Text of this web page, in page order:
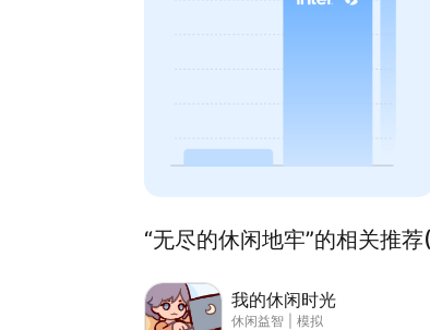
“无尽的休闲地牢”的相关推
我的休闲时光
休闲益智
模拟